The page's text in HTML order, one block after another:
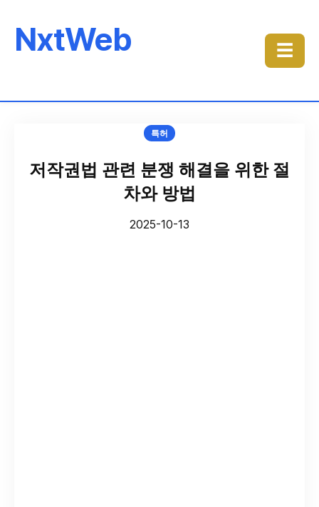
NxtWeb ☰
특허
저작권법 관련 분쟁 해결을 위한 절
차와 방법
2025-10-13